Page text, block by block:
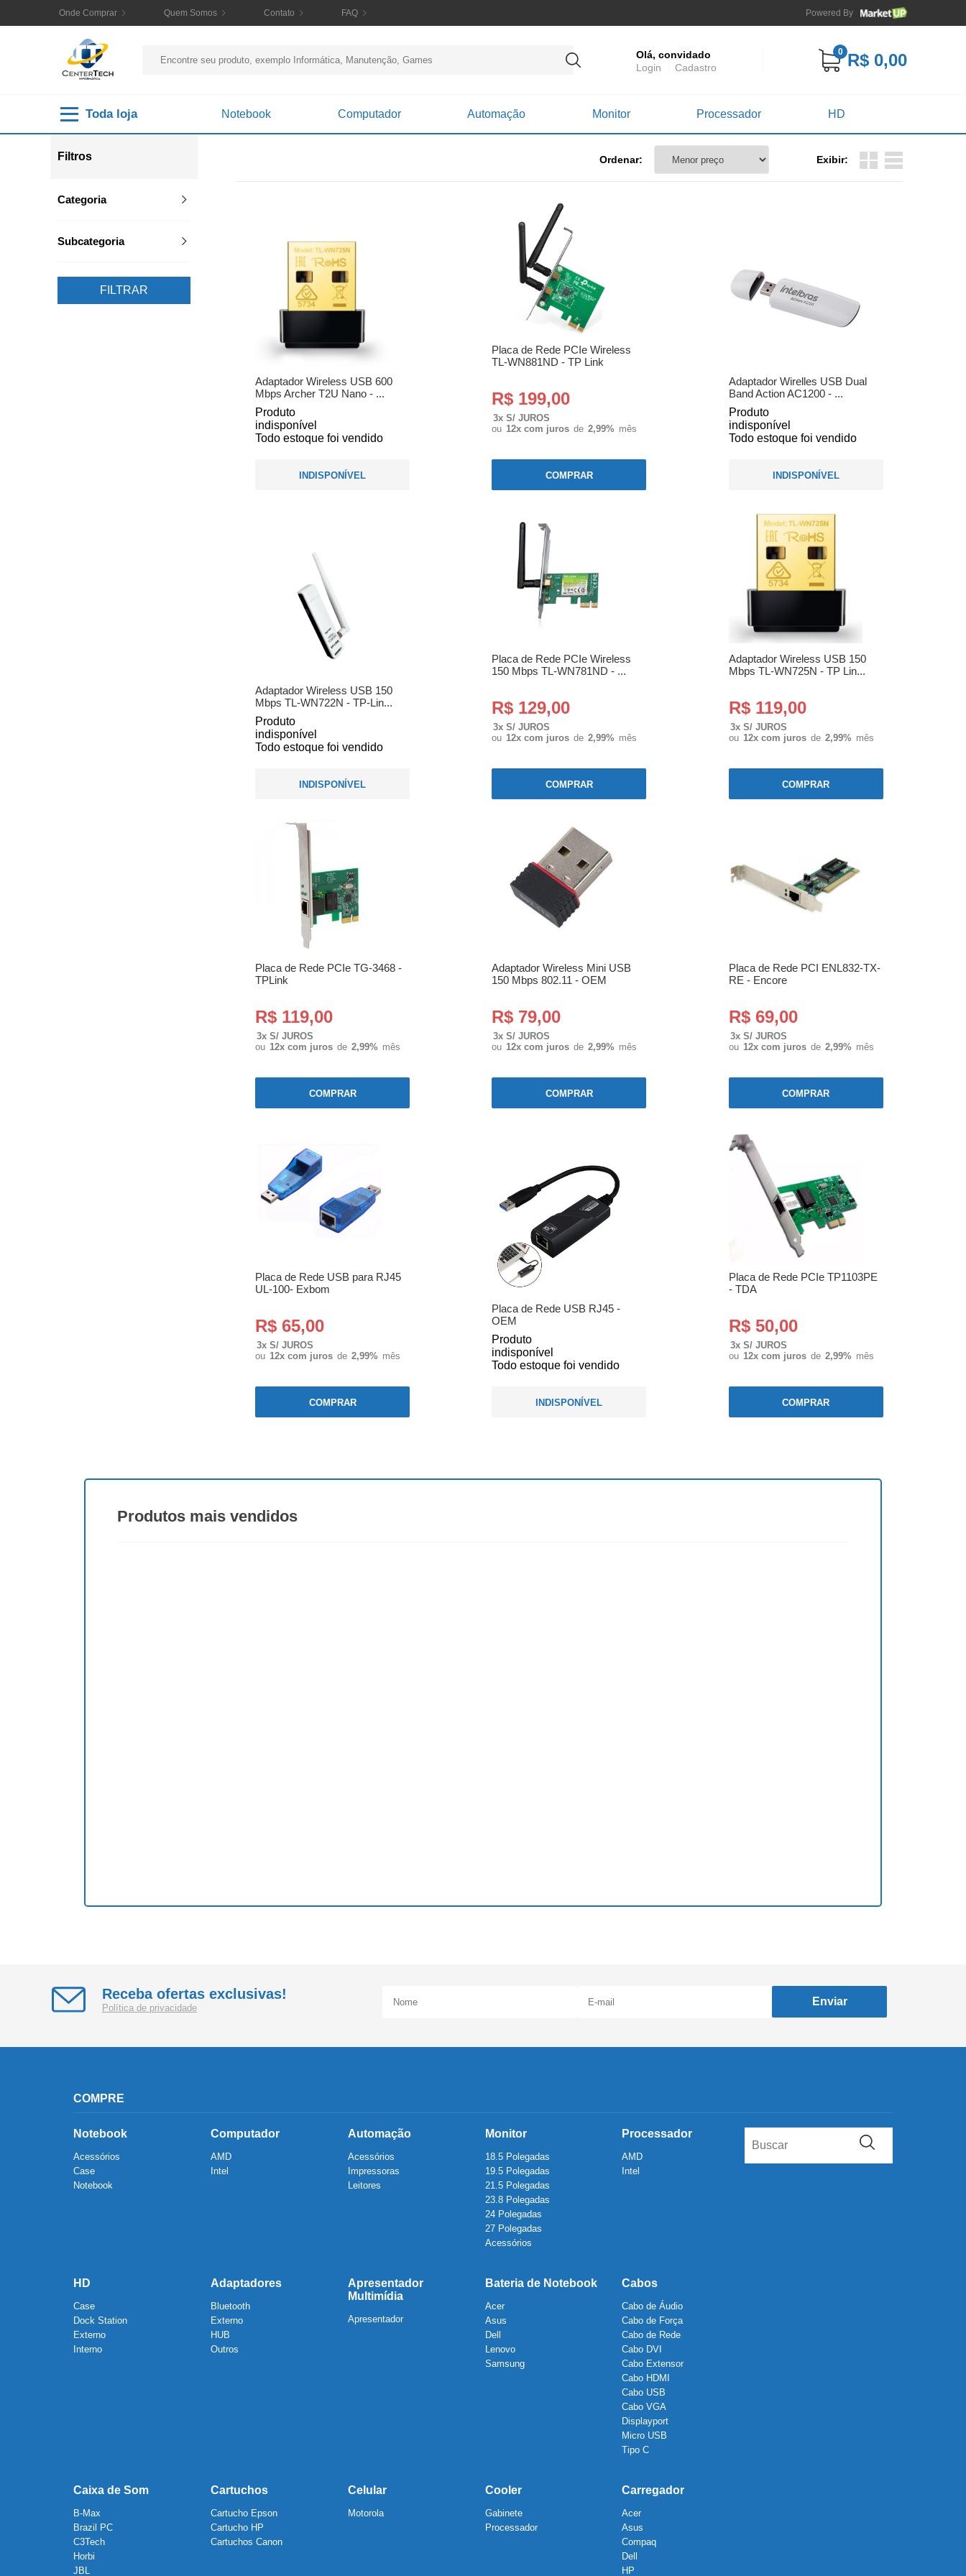
Onde Comprar Quem Somos Contato FAQ Powered By
Olá, convidado
Login
Cadastro
0 R$ 0,00
Toda loja Notebook Computador Automação Monitor Processador HD
Filtros
Categoria
Subcategoria
FILTRAR
Ordenar: Exibir:
Adaptador Wireless USB 600
Mbps Archer T2U Nano - ...
Produto
indisponível
Todo estoque foi vendido
INDISPONÍVEL
Placa de Rede PCIe Wireless
TL-WN881ND - TP Link
R$ 199,00
3x S/ JUROS
ou 12x com juros de 2,99% mês
COMPRAR
Adaptador Wirelles USB Dual
Band Action AC1200 - ...
Produto
indisponível
Todo estoque foi vendido
INDISPONÍVEL
Adaptador Wireless USB 150
Mbps TL-WN722N - TP-Lin...
Produto
indisponível
Todo estoque foi vendido
INDISPONÍVEL
Placa de Rede PCIe Wireless
150 Mbps TL-WN781ND - ...
R$ 129,00
3x S/ JUROS
ou 12x com juros de 2,99% mês
COMPRAR
Adaptador Wireless USB 150
Mbps TL-WN725N - TP Lin...
R$ 119,00
3x S/ JUROS
ou 12x com juros de 2,99% mês
COMPRAR
Placa de Rede PCIe TG-3468 -
TPLink
R$ 119,00
3x S/ JUROS
ou 12x com juros de 2,99% mês
COMPRAR
Adaptador Wireless Mini USB
150 Mbps 802.11 - OEM
R$ 79,00
3x S/ JUROS
ou 12x com juros de 2,99% mês
COMPRAR
Placa de Rede PCI ENL832-TX-
RE - Encore
R$ 69,00
3x S/ JUROS
ou 12x com juros de 2,99% mês
COMPRAR
Placa de Rede USB para RJ45
UL-100- Exbom
R$ 65,00
3x S/ JUROS
ou 12x com juros de 2,99% mês
COMPRAR
Placa de Rede USB RJ45 -
OEM
Produto
indisponível
Todo estoque foi vendido
INDISPONÍVEL
Placa de Rede PCIe TP1103PE
- TDA
R$ 50,00
3x S/ JUROS
ou 12x com juros de 2,99% mês
COMPRAR
Produtos mais vendidos
Receba ofertas exclusivas!
Política de privacidade
Enviar
COMPRE
Notebook
Acessórios
Case
Notebook
Computador
AMD
Intel
Automação
Acessórios
Impressoras
Leitores
Monitor
18.5 Polegadas
19.5 Polegadas
21.5 Polegadas
23.8 Polegadas
24 Polegadas
27 Polegadas
Acessórios
Processador
AMD
Intel
HD
Case
Dock Station
Externo
Interno
Adaptadores
Bluetooth
Externo
HUB
Outros
Apresentador
Multimídia
Apresentador
Bateria de Notebook
Acer
Asus
Dell
Lenovo
Samsung
Cabos
Cabo de Áudio
Cabo de Força
Cabo de Rede
Cabo DVI
Cabo Extensor
Cabo HDMI
Cabo USB
Cabo VGA
Displayport
Micro USB
Tipo C
Caixa de Som
B-Max
Brazil PC
C3Tech
Horbi
JBL
Cartuchos
Cartucho Epson
Cartucho HP
Cartuchos Canon
Celular
Motorola
Cooler
Gabinete
Processador
Carregador
Acer
Asus
Compaq
Dell
HP